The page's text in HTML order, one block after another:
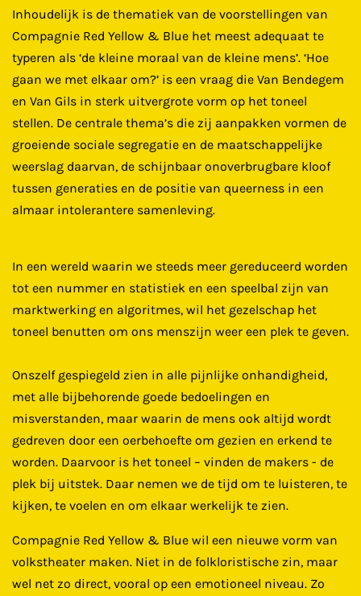
Inhoudelijk is de thematiek van de voorstellingen van
Compagnie Red Yellow & Blue het meest adequaat te
typeren als ‘de kleine moraal van de kleine mens’. ‘Hoe
gaan we met elkaar om?’ is een vraag die Van Bendegem
en Van Gils in sterk uitvergrote vorm op het toneel
stellen. De centrale thema’s die zij aanpakken vormen de
groeiende sociale segregatie en de maatschappelijke
weerslag daarvan, de schijnbaar onoverbrugbare kloof
tussen generaties en de positie van queerness in een
almaar intolerantere samenleving.
In een wereld waarin we steeds meer gereduceerd worden
tot een nummer en statistiek en een speelbal zijn van
marktwerking en algoritmes, wil het gezelschap het
toneel benutten om ons menszijn weer een plek te geven.
Onszelf gespiegeld zien in alle pijnlijke onhandigheid,
met alle bijbehorende goede bedoelingen en
misverstanden, maar waarin de mens ook altijd wordt
gedreven door een oerbehoefte om gezien en erkend te
worden. Daarvoor is het toneel – vinden de makers - de
plek bij uitstek. Daar nemen we de tijd om te luisteren, te
kijken, te voelen en om elkaar werkelijk te zien.
Compagnie Red Yellow & Blue wil een nieuwe vorm van
volkstheater maken. Niet in de folkloristische zin, maar
wel net zo direct, vooral op een emotioneel niveau. Zo